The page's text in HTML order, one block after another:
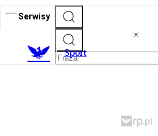
Serwisy
Sport